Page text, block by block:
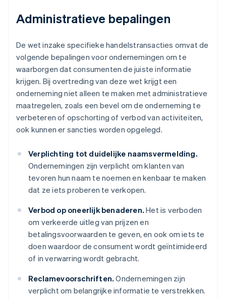
Administratieve bepalingen
De wet inzake specifieke handelstransacties omvat de
volgende bepalingen voor ondernemingen om te
waarborgen dat consumenten de juiste informatie
krijgen. Bij overtreding van deze wet krijgt een
onderneming niet alleen te maken met administratieve
maatregelen, zoals een bevel om de onderneming te
verbeteren of opschorting of verbod van activiteiten,
ook kunnen er sancties worden opgelegd.
Verplichting tot duidelijke naamsvermelding.
Ondernemingen zijn verplicht om klanten van
tevoren hun naam te noemen en kenbaar te maken
dat ze iets proberen te verkopen.
Verbod op oneerlijk benaderen. Het is verboden
om verkeerde uitleg van prijzen en
betalingsvoorwaarden te geven, en ook om iets te
doen waardoor de consument wordt geïntimideerd
of in verwarring wordt gebracht.
Reclamevoorschriften. Ondernemingen zijn
verplicht om belangrijke informatie te verstrekken.